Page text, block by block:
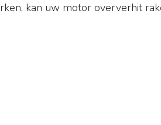
kan uw motor oververhit